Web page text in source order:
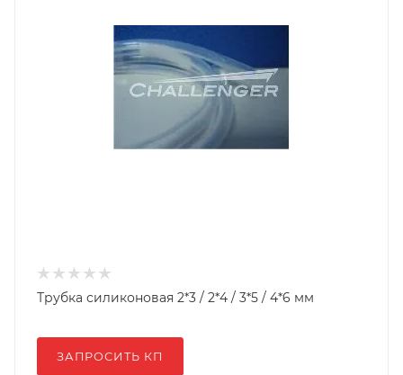
Трубка силиконовая 2*3 / 2*4 / 3*5 / 4*6 мм
ЗАПРОСИТЬ КП